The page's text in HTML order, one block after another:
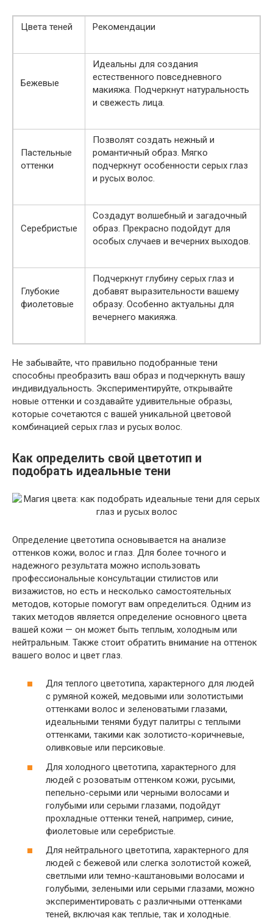
Цвета теней Рекомендации
Бежевые
Идеальны для создания
естественного повседневного
макияжа. Подчеркнут натуральность
и свежесть лица.
Пастельные
оттенки
Позволят создать нежный и
романтичный образ. Мягко
подчеркнут особенности серых глаз
и русых волос.
Серебристые
Создадут волшебный и загадочный
образ. Прекрасно подойдут для
особых случаев и вечерних выходов.
Глубокие
фиолетовые
Подчеркнут глубину серых глаз и
добавят выразительности вашему
образу. Особенно актуальны для
вечернего макияжа.
Не забывайте, что правильно подобранные тени
способны преобразить ваш образ и подчеркнуть вашу
индивидуальность. Экспериментируйте, открывайте
новые оттенки и создавайте удивительные образы,
которые сочетаются с вашей уникальной цветовой
комбинацией серых глаз и русых волос.
Как определить свой цветотип и
подобрать идеальные тени
Определение цветотипа основывается на анализе
оттенков кожи, волос и глаз. Для более точного и
надежного результата можно использовать
профессиональные консультации стилистов или
визажистов, но есть и несколько самостоятельных
методов, которые помогут вам определиться. Одним из
таких методов является определение основного цвета
вашей кожи — он может быть теплым, холодным или
нейтральным. Также стоит обратить внимание на оттенок
вашего волос и цвет глаз.
Для теплого цветотипа, характерного для людей
с румяной кожей, медовыми или золотистыми
оттенками волос и зеленоватыми глазами,
идеальными тенями будут палитры с теплыми
оттенками, такими как золотисто-коричневые,
оливковые или персиковые.
Для холодного цветотипа, характерного для
людей с розоватым оттенком кожи, русыми,
пепельно-серыми или черными волосами и
голубыми или серыми глазами, подойдут
прохладные оттенки теней, например, синие,
фиолетовые или серебристые.
Для нейтрального цветотипа, характерного для
людей с бежевой или слегка золотистой кожей,
светлыми или темно-каштановыми волосами и
голубыми, зелеными или серыми глазами, можно
экспериментировать с различными оттенками
теней, включая как теплые, так и холодные.